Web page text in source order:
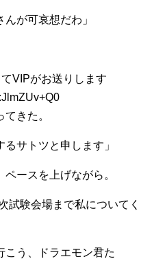
が可哀想だわ」
VIPがお送りします
きた。
サトツと申します」
ースを上げながら。
試験会場まで私についてく
こう、ドラエモン君た